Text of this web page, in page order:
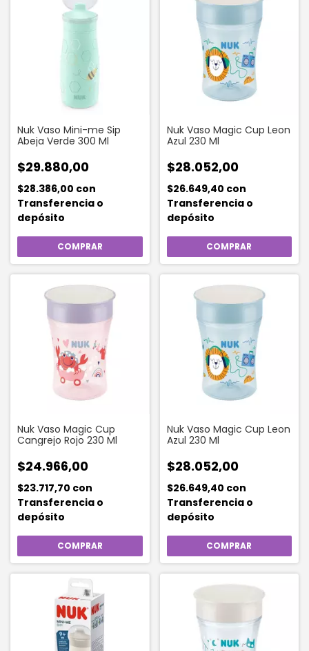
Nuk Vaso Mini-me Sip
Abeja Verde 300 Ml
$29.880,00
$28.386,00 con
Transferencia o
depósito
Nuk Vaso Magic Cup Leon
Azul 230 Ml
$28.052,00
$26.649,40 con
Transferencia o
depósito
Nuk Vaso Magic Cup
Cangrejo Rojo 230 Ml
$24.966,00
$23.717,70 con
Transferencia o
depósito
Nuk Vaso Magic Cup Leon
Azul 230 Ml
$28.052,00
$26.649,40 con
Transferencia o
depósito